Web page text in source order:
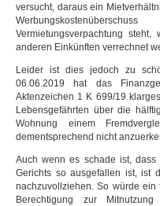
versucht, daraus ein
Vermietungsverpachtung
anderen Einkünften verrechnet
Leider ist dies jedoch zu
06.06.2019 hat das
Aktenzeichen 1 K 699/19
Lebensgefährten über die
Wohnung einem
dementsprechend nicht
Auch wenn es schade ist, dass
Gerichts so ausgefallen ist, ist
nachzuvollziehen. So würde
Berechtigung zur